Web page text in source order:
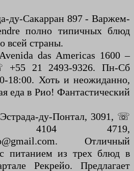
ду-Сакарран 897 - Варжем-
полно типичных блюд
всей страны.
das Americas 1600 –
21 2493-9326. Пн-Сб
18:00. Хоть и неожиданно,
еда в Рио! Фантастический
ду-Понтал, 3091, ☏
4719,
Отличный
с питанием из трех блюд в
Рекрейо. Предлагает